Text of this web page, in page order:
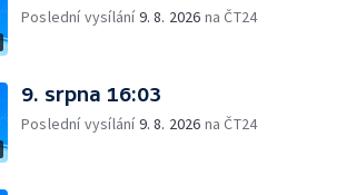
Poslední vysílání9. 8. 2026 na ČT24
9. srpna 16:03
Poslední vysílání9. 8. 2026 na ČT24